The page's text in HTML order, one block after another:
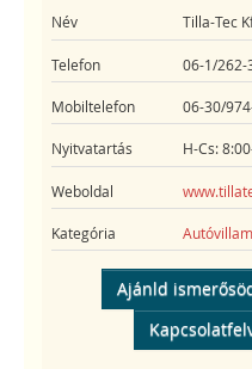
Név Tilla-Tec
Telefon 06-1/262-
Mobiltelefon 06-30/
Nyitvatartás H-Cs:
Weboldal
Kategória
Ajánld